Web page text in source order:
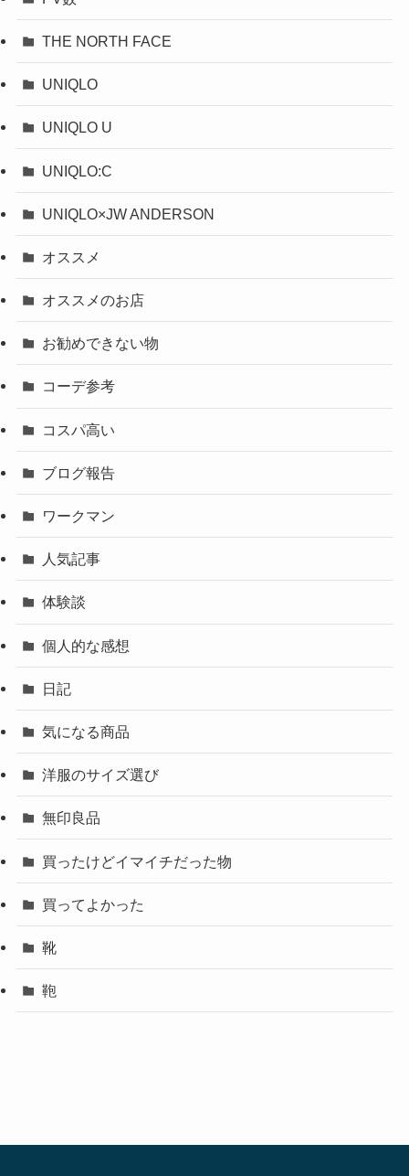
THE NORTH FACE
UNIQLO
UNIQLO U
UNIQLO:C
UNIQLO×JW ANDERSON
オススメ
オススメのお店
お勧めできない物
コーデ参考
コスパ高い
ブログ報告
ワークマン
人気記事
体験談
個人的な感想
日記
気になる商品
洋服のサイズ選び
無印良品
買ったけどイマイチだった物
買ってよかった
靴
鞄